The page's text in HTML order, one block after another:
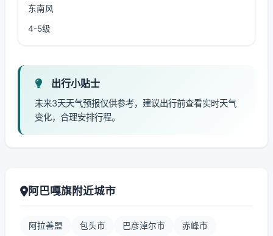
东南风
4-5级
出行小贴士
未来3天天气预报仅供参考，建议出行前查看实时天气
变化，合理安排行程。
阿巴嘎旗附近城市
阿拉善盟 包头市 巴彦淖尔市 赤峰市